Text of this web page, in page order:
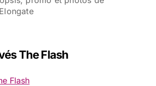
The Flash
Flash